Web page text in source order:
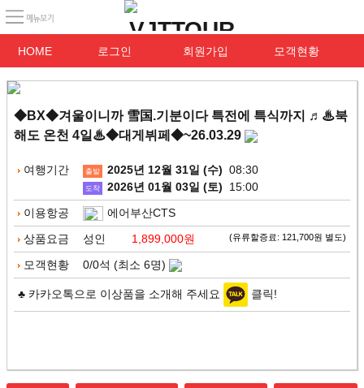
HOME 로그인 회원가입 모객현황
◆BX◆겨울이니까 雪国.기분이다 특전에 특식까지 ♬♨북
해도 온천 4일♨◆대게뷔페◆~26.03.29
여행기간 출발 2025년 12월 31일 (수) 08:30
도착 2026년 01월 03일 (토)
15:00
이용항공
에어부산CTS
상품요금
성인 1,899,000원 (유류할증료: 121,700원 별도)
모객현황 0/0석 (최소 6명)
♣ 카카오톡으로 이상품을 소개해 주세요 클릭!